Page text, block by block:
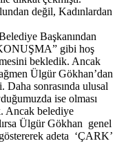
değil, Kadınlardan
Başkanından
gibi hoş
bekledik. Ancak
Ülgür Gökhan’dan
sonrasında ulusal
ise olması
Ancak belediye
Ülgür Gökhan genel
adeta ‘ÇARK’